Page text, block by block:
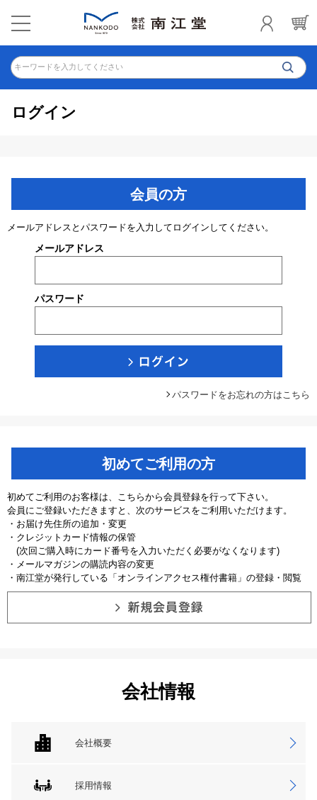
キーワードを入力してください
ログイン
会員の方
メールアドレスとパスワードを入力してログインしてください。
メールアドレス
パスワード
パスワードをお忘れの方はこちら
初めてご利用の方
初めてご利用のお客様は、こちらから会員登録を行って下さい。
会員にご登録いただきますと、次のサービスをご利用いただけます。
・お届け先住所の追加・変更
・クレジットカード情報の保管
(次回ご購入時にカード番号を入力いただく必要がなくなります)
・メールマガジンの購読内容の変更
・南江堂が発行している「オンラインアクセス権付書籍」の登録・閲覧
会社情報
会社概要
採用情報